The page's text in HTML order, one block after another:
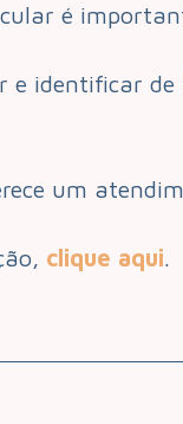
é
e identificar
um
clique aqui.